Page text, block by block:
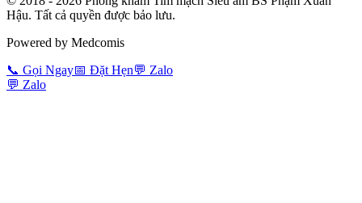
Hậu. Tất cả quyền được bảo lưu.
Powered by Medcomis
📞 Gọi Ngay📅 Đặt Hẹn💬 Zalo
💬 Zalo